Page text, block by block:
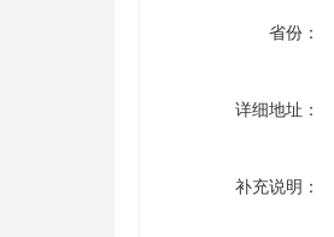
省份：
详细地址：
补充说明：